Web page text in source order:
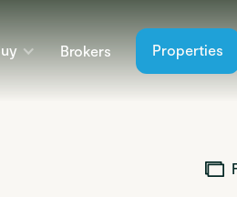
Brokers Properties